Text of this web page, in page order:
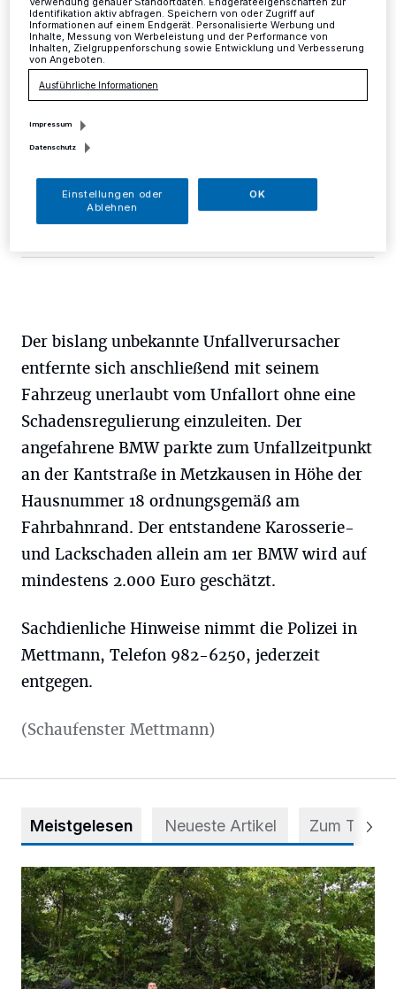
Mettmann·In der Zeit zwischen Montag, 17 Uhr, und
Dienstag, 16.50 Uhr, wurde ein grauer BMW der 1er-
Serie angefahren und dabei an der vorderen linken
Fahrzeugseite und an der Fahrertüre erheblich
beschädigt.
03.02.2017 , 11:05 Uhr Eine Minute Lesezeit
Der bislang unbekannte Unfallverursacher
entfernte sich anschließend mit seinem
Fahrzeug unerlaubt vom Unfallort ohne eine
Schadensregulierung einzuleiten. Der
angefahrene BMW parkte zum Unfallzeitpunkt
an der Kantstraße in Metzkausen in Höhe der
Hausnummer 18 ordnungsgemäß am
Fahrbahnrand. Der entstandene Karosserie-
und Lackschaden allein am 1er BMW wird auf
mindestens 2.000 Euro geschätzt.
Sachdienliche Hinweise nimmt die Polizei in
Mettmann, Telefon 982-6250, jederzeit
entgegen.
(Schaufenster Mettmann)
Meistgelesen Neueste Artikel Zum Thema
Aus Grau wird Haltung
Identifikation aktiv abfragen. Speichern von oder Zugriff auf
Informationen auf einem Endgerät. Personalisierte Werbung und
Inhalte, Messung von Werbeleistung und der Performance von
Inhalten, Zielgruppenforschung sowie Entwicklung und Verbesserung
von Angeboten.
Ausführliche Informationen
Impressum
Datenschutz
Einstellungen oder
Ablehnen
OK